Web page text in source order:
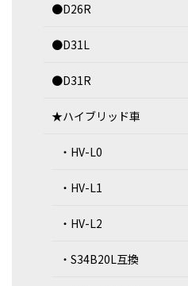
●D26R
●D31L
●D31R
★ハイブリッド車
・HV-L0
・HV-L1
・HV-L2
・S34B20L互換